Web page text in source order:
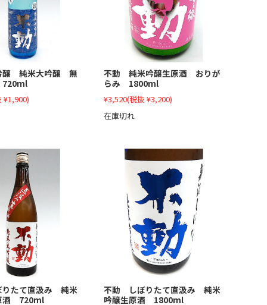
純米大吟醸 無
¥1,900)
不動 純米吟醸生原酒 おりが
らみ 1800ml
¥3,520(税抜 ¥3,200)
在庫切れ
たて直汲み 純米
酒 720ml
不動 しぼりたて直汲み 純米
吟醸生原酒 1800ml